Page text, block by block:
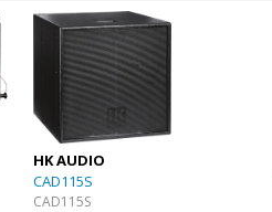
HK AUDIO
CAD115S
CAD115S